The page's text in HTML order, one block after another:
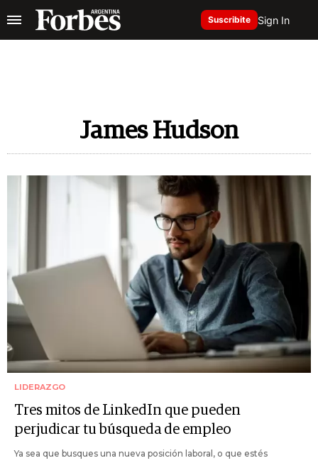
Suscribite Sign In
James Hudson
LIDERAZGO
Tres mitos de LinkedIn que pueden
perjudicar tu búsqueda de empleo
Ya sea que busques una nueva posición laboral, o que estés